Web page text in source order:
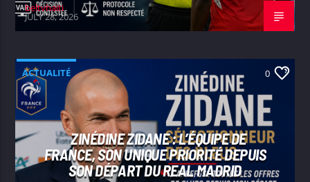
beltvhaiti
JULY 28, 2026
ACTUALITÉ 0
ZINÉDINE ZIDANE : L’ÉQUIPE DE
FRANCE, SON UNIQUE PRIORITÉ DEPUIS
SON DÉPART DU REAL MADRID